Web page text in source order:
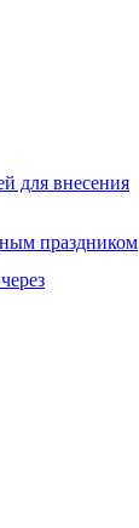
для внесения
праздником